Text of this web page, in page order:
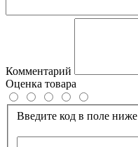
Комментарий
Оценка товара
Введите код в поле ниже